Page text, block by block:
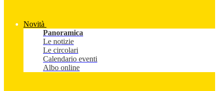
Novità
Panoramica
Le notizie
Le circolari
Calendario eventi
Albo online